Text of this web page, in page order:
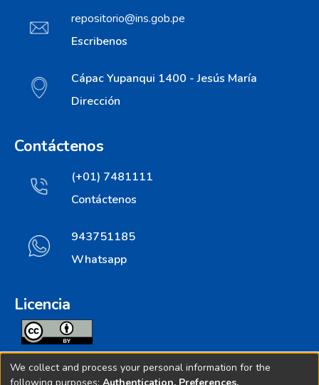
repositorio@ins.gob.pe
Escribenos
Cápac Yupanqui 1400 - Jesús María
Dirección
Contáctenos
(+01) 7481111
Contáctenos
943751185
Whatsapp
Licencia
Todos los contenidos de repositorio.ins.gob.pe estan
licenciados bajo
We collect and process your personal information for the